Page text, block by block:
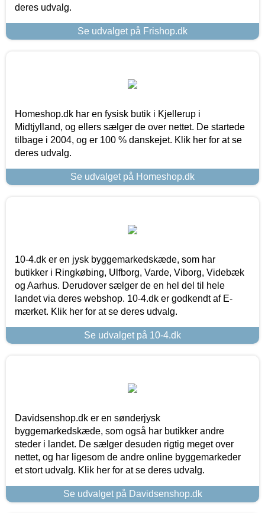
deres udvalg.
Se udvalget på Frishop.dk
Homeshop.dk har en fysisk butik i Kjellerup i
Midtjylland, og ellers sælger de over nettet. De startede
tilbage i 2004, og er 100 % danskejet. Klik her for at se
deres udvalg.
Se udvalget på Homeshop.dk
10-4.dk er en jysk byggemarkedskæde, som har
butikker i Ringkøbing, Ulfborg, Varde, Viborg, Videbæk
og Aarhus. Derudover sælger de en hel del til hele
landet via deres webshop. 10-4.dk er godkendt af E-
mærket. Klik her for at se deres udvalg.
Se udvalget på 10-4.dk
Davidsenshop.dk er en sønderjysk
byggemarkedskæde, som også har butikker andre
steder i landet. De sælger desuden rigtig meget over
nettet, og har ligesom de andre online byggemarkeder
et stort udvalg. Klik her for at se deres udvalg.
Se udvalget på Davidsenshop.dk